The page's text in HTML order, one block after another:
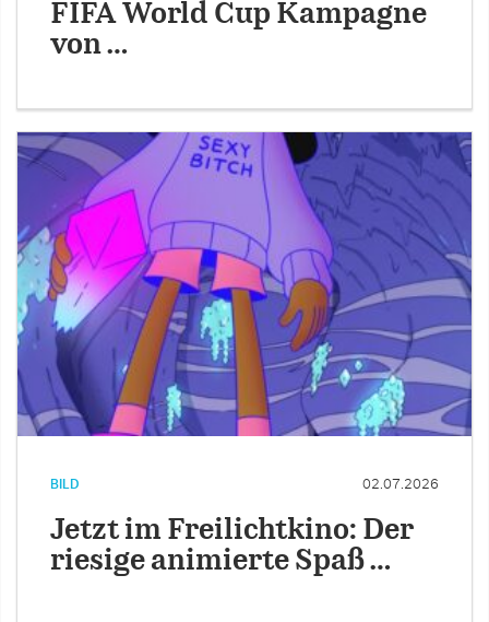
FIFA World Cup Kampagne
von …
BILD 02.07.2026
Jetzt im Freilichtkino: Der
riesige animierte Spaß …